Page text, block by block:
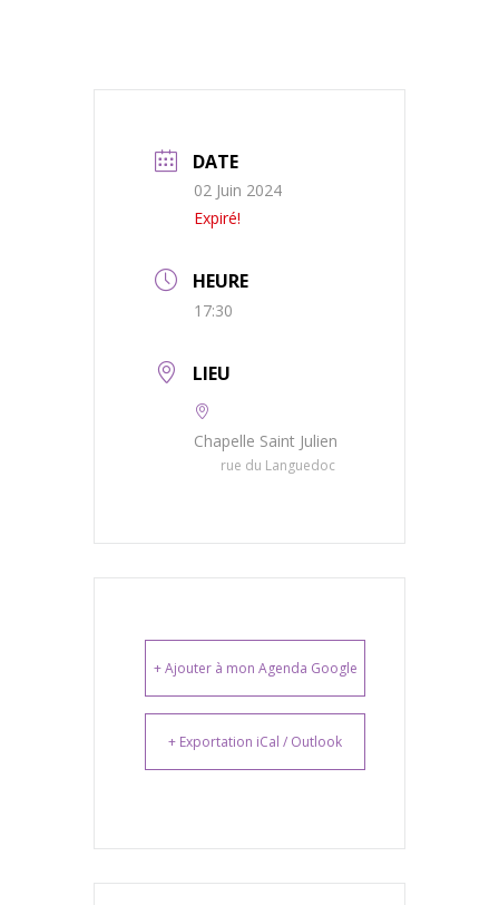
DATE
02 Juin 2024
Expiré!
HEURE
17:30
LIEU
Chapelle Saint Julien
rue du Languedoc
+ Ajouter à mon Agenda Google
+ Exportation iCal / Outlook